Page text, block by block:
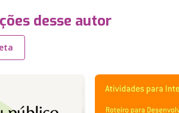
desse autor